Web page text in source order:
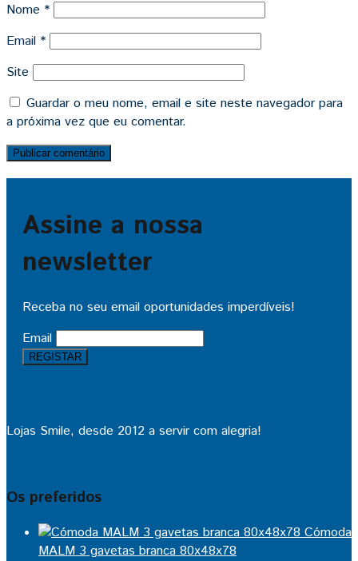
Nome *
Email *
Site
Guardar o meu nome, email e site neste navegador para
a próxima vez que eu comentar.
Assine a nossa
newsletter
Receba no seu email oportunidades imperdíveis!
Email
Lojas Smile, desde 2012 a servir com alegria!
Os preferidos
Cómoda
MALM 3 gavetas branca 80x48x78